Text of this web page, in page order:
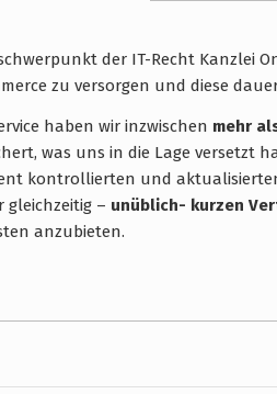
der IT-Recht Kanzlei
zu versorgen und diese
haben wir inzwischen mehr
was uns in die Lage versetzt
kontrollierten und
gleichzeitig – unüblich- kurzen
anzubieten.